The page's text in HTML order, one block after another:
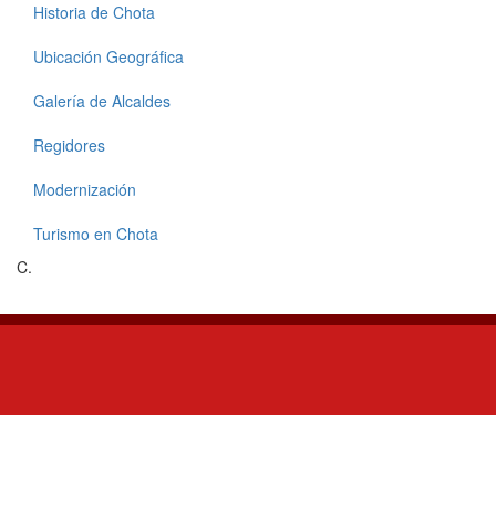
Historia de Chota
Ubicación Geográfica
Galería de Alcaldes
Regidores
Modernización
Turismo en Chota
C.